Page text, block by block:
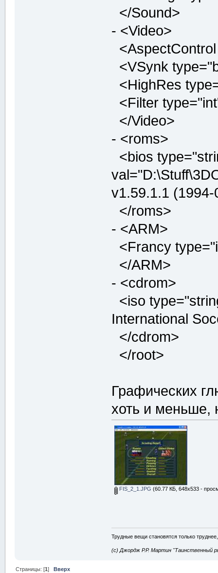
</Sound>
- <Video>
<VSynk
<HighRes
<Filter
</Video>
- <roms>
<bios
v1.59.1.1
</roms>
- <ARM>
<Francy
</ARM>
- <cdrom>
<iso
International
</cdrom>
</root>
Графических
хоть и меньше,
FIS_2_1.JPG (60.77 КБ, 648x533 -
Трудные вещи становятся только
(с) Джордж Р.Р. Мартин "Таинственный
Страницы: [1]Вверх